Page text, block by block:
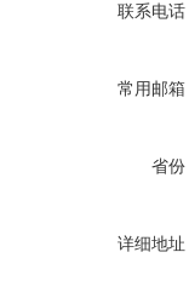
联系电话
常用邮箱
省份
详细地址